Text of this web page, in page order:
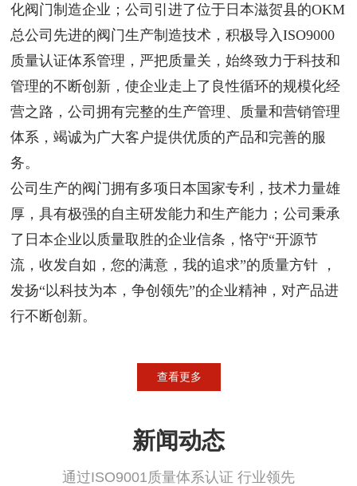
化阀门制造企业；公司引进了位于日本滋贺县的OKM
总公司先进的阀门生产制造技术，积极导入ISO9000
质量认证体系管理，严把质量关，始终致力于科技和
管理的不断创新，使企业走上了良性循环的规模化经
营之路，公司拥有完整的生产管理、质量和营销管理
体系，竭诚为广大客户提供优质的产品和完善的服
务。
公司生产的阀门拥有多项日本国家专利，技术力量雄
厚，具有极强的自主研发能力和生产能力；公司秉承
了日本企业以质量取胜的企业信条，恪守“开源节
流，收发自如，您的满意，我的追求”的质量方针 ，
发扬“以科技为本，争创领先”的企业精神，对产品进
行不断创新。
查看更多
新闻动态
通过ISO9001质量体系认证 行业领先